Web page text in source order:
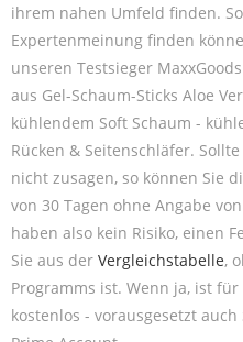
ihrem nahen Umfeld finden.
Expertenmeinung finden
unseren Testsieger
aus Gel-Schaum-Sticks Aloe
kühlendem Soft Schaum -
Rücken & Seitenschläfer.
nicht zusagen, so können Sie
von 30 Tagen ohne Angabe
haben also kein Risiko, einen
Sie aus der Vergleichstabelle,
Programms ist. Wenn ja, ist
kostenlos - vorausgesetzt